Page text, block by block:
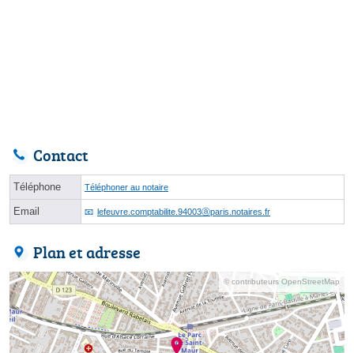
Contact
Téléphone Téléphoner au notaire
Email lefeuvre.comptabilite.94003ⓐparis.notaires.fr
Plan et adresse
© contributeurs OpenStreetMap